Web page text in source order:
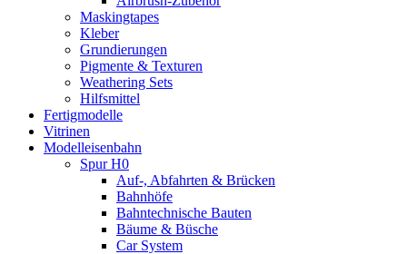
Maskingtapes
Kleber
Grundierungen
Pigmente & Texturen
Weathering Sets
Hilfsmittel
Fertigmodelle
Vitrinen
Modelleisenbahn
Spur H0
Auf-, Abfahrten & Brücken
Bahnhöfe
Bahntechnische Bauten
Bäume & Büsche
Car System